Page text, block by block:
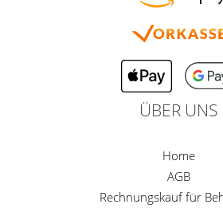
ÜBER UNS
Home
AGB
Rechnungskauf für